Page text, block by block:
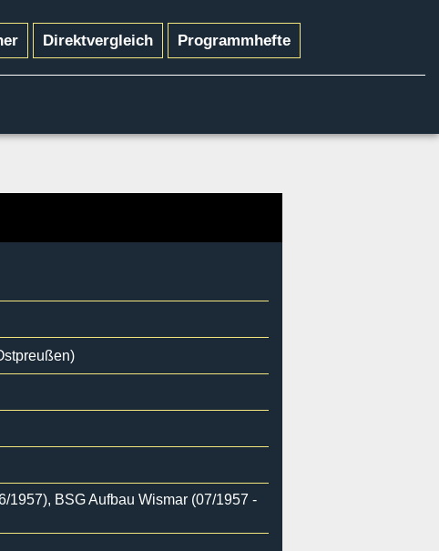
Direktvergleich Programmhefte
1957), BSG Aufbau Wismar (07/1957 -